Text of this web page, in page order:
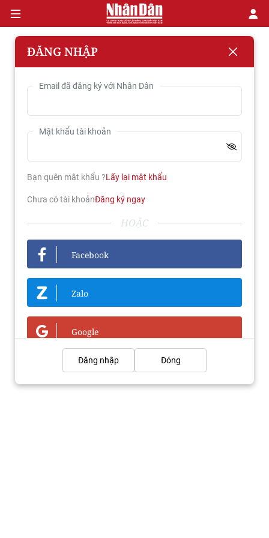
CHÍNH TRỊ
KINH TẾ
VĂN HÓA
PHÁP LUẬT
DU LỊCH
THẾ GIỚI
THỂ THAO
Y TẾ
KHOA HỌC - CÔNG NGHỆ
ĐĂNG NHẬP
Email đã đăng ký với Nhân Dân
Mật khẩu tài khoản
Bạn quên mât khẩu ?Lấy lại mật khẩu
Chưa có tài khoảnĐăng ký ngay
HOẶC
Facebook
Zalo
Google
Đăng nhập Đóng